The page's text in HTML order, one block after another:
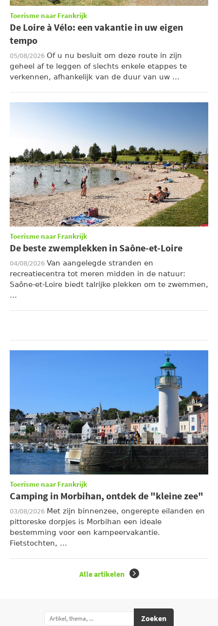
Toerisme naar Frankrijk
De Loire à Vélo: een vakantie in uw eigen
tempo
05/08/2026 Of u nu besluit om deze route in zijn
geheel af te leggen of slechts enkele etappes te
verkennen, afhankelijk van de duur van uw ...
Toerisme naar Frankrijk
De beste zwemplekken in Saône-et-Loire
04/08/2026 Van aangelegde stranden en
recreatiecentra tot meren midden in de natuur:
Saône-et-Loire biedt talrijke plekken om te zwemmen,
...
Toerisme naar Frankrijk
Camping in Morbihan, ontdek de "kleine zee"
03/08/2026 Met zijn binnenzee, ongerepte eilanden en
pittoreske dorpjes is Morbihan een ideale
bestemming voor een kampeervakantie.
Fietstochten, ...
Alle artikelen
Zoeken